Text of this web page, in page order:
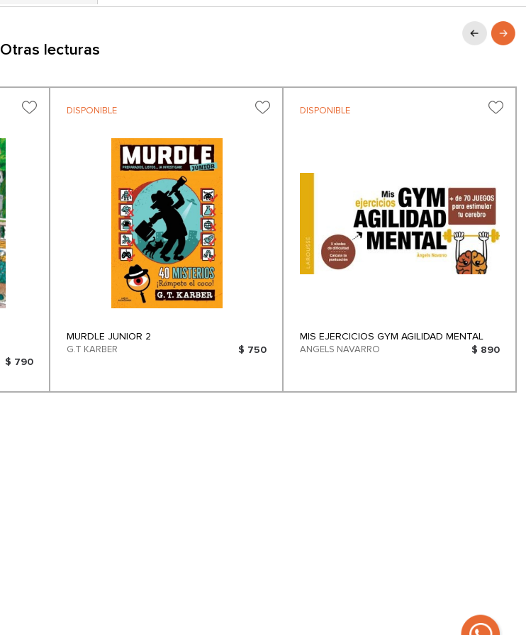
Otras lecturas
$ 790
DISPONIBLE
MURDLE JUNIOR 2
G.T KARBER $ 750
DISPONIBLE
MIS EJERCICIOS GYM AGILIDAD MENTAL
ANGELS NAVARRO $ 890